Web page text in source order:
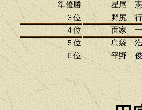
準優勝
星尾
３位
野尻
４位
面家
５位
島袋
６位
平野